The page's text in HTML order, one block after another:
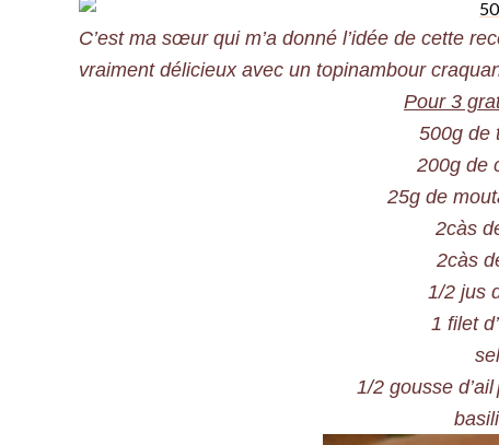
C’est ma sœur qui m’a donné l’idée de cette
vraiment délicieux avec un topinambour
Pour 3
500g de
200g de
25g de
2càs
2càs
1/2 jus
1 filet
1/2 gousse d’ail